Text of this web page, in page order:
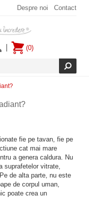
Despre noi Contact
(0)
fie pe tavan, fie pe
cat mai mare
a genera caldura. Nu
suprafetelor vitrate,
de alta parte, nu este
de corpul uman,
poate crea un